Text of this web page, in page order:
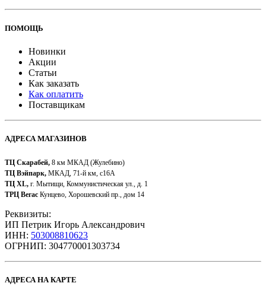
ПОМОЩЬ
Новинки
Акции
Статьи
Как заказать
Как оплатить
Поставщикам
АДРЕСА МАГАЗИНОВ
ТЦ Скарабей, 8 км МКАД (Жулебино)
ТЦ Вэйпарк, МКАД, 71-й км, с16А
ТЦ XL, г. Мытищи, Коммунистическая ул., д. 1
ТРЦ Вегас Кунцево, Хорошевский пр., дом 14
Реквизиты:
ИП Петрик Игорь Александрович
ИНН: 503008810623
ОГРНИП: 304770001303734​
АДРЕСА НА КАРТЕ